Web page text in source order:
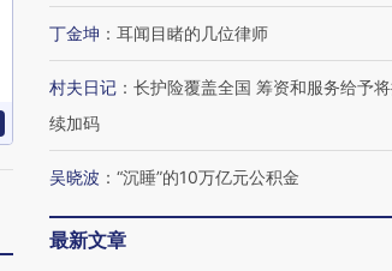
丁金坤 ： 耳闻目睹的几位律师
村夫日记 ： 长护险覆盖全国 筹资和服务给予
续加码
吴晓波 ： “沉睡”的10万亿元公积金
最新文章